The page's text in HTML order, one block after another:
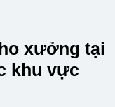
xưởng tại
khu vực